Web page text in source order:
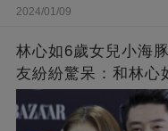
2024/01/09
林心如6歲女兒小海
友紛紛驚呆：和林心